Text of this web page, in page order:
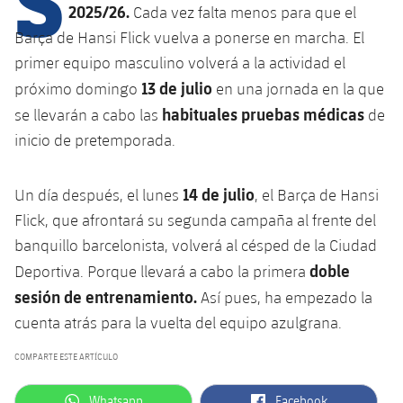
plusicon
más
Instalaciones
Spotify Camp Nou
Palau Blaugrana
Estadi Johan Cruyff
Barça Cafe
Ciutat Esportiva
La Masia
plusicon
más
Servicios
SUB13
SUB12
SUB11 A
SUB10 A
SUB9 A
SUB9 B
SUB8 A
SUB13 B
SUB12 C
Entradas
Gameday Shows
Resultados
Jugadores
Fotos
Historia
Palmarés
Base
Barça Atlètic
Junior
Cadete A
Cadete B
Infantil B
Mini
Campus Verano
PLUSICON
MÁS
Primer Equipo
plusicon
más
Actualidad
Calendario
Entradas
Resultados
Clasificaciones
Barça Atlètic
Actualidad
Calendario
Resultados
Clasificaciones
Jugadores
Base
plusicon
Actualidad
Juvenil
Cadete B
PLUSICON
MÁS
Primer equipo
plusicon
más
Actualidad
Calendario
Barça Atlètic
plusicon
más
Actualidad
2025/26. Cada vez falta menos para que el
Barça de Hansi Flick vuelva a ponerse en marcha. El
primer equipo masculino volverá a la actividad el
próximo domingo 13 de julio en una jornada en la que
se llevarán a cabo las habituales pruebas médicas de
inicio de pretemporada.
Un día después, el lunes 14 de julio, el Barça de Hansi
Flick, que afrontará su segunda campaña al frente del
banquillo barcelonista, volverá al césped de la Ciudad
Deportiva. Porque llevará a cabo la primera doble
sesión de entrenamiento. Así pues, ha empezado la
cuenta atrás para la vuelta del equipo azulgrana.
COMPARTE ESTE ARTÍCULO
label.aria.whatsapp label.aria.facebook